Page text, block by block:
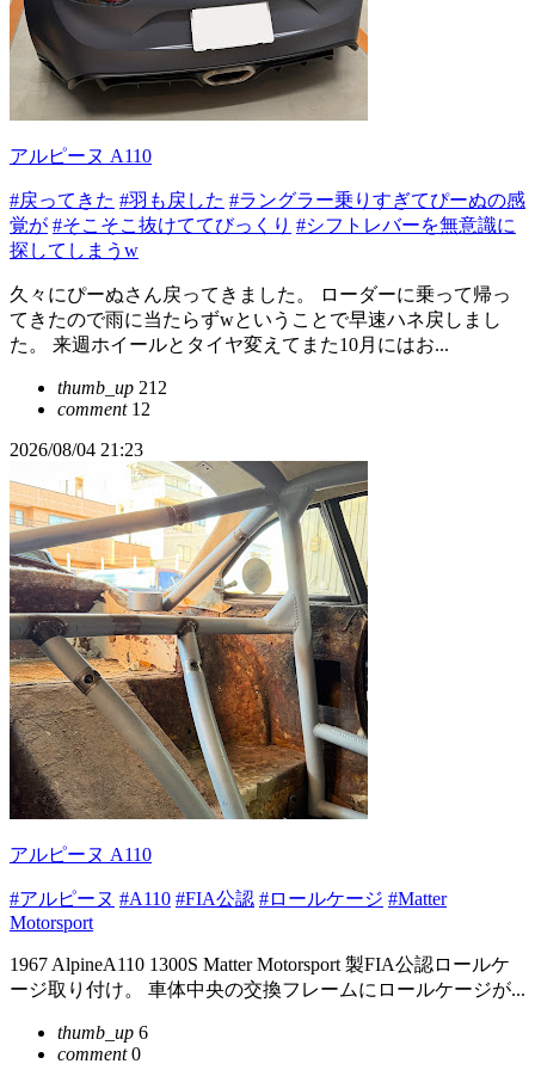
アルピーヌ A110
#戻ってきた #羽も戻した #ラングラー乗りすぎてぴーぬの感
覚が #そこそこ抜けててびっくり #シフトレバーを無意識に
探してしまうw
久々にぴーぬさん戻ってきました。 ローダーに乗って帰っ
てきたので雨に当たらずwということで早速ハネ戻しまし
た。 来週ホイールとタイヤ変えてまた10月にはお...
thumb_up 212
comment12
2026/08/04 21:23
アルピーヌ A110
#アルピーヌ #A110 #FIA公認 #ロールケージ #Matter
Motorsport
1967 AlpineA110 1300S Matter Motorsport 製FIA公認ロールケ
ージ取り付け。 車体中央の交換フレームにロールケージが...
thumb_up 6
comment0